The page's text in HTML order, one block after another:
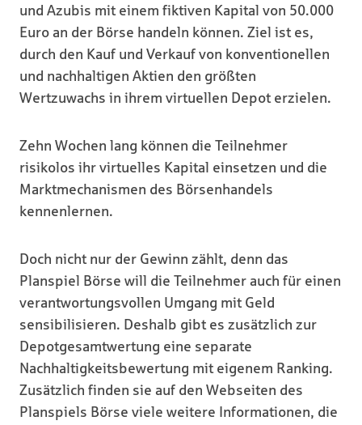
und Azubis mit einem fiktiven Kapital von 50.000
Euro an der Börse handeln können. Ziel ist es,
durch den Kauf und Verkauf von konventionellen
und nachhaltigen Aktien den größten
Wertzuwachs in ihrem virtuellen Depot erzielen.
Zehn Wochen lang können die Teilnehmer
risikolos ihr virtuelles Kapital einsetzen und die
Marktmechanismen des Börsenhandels
kennenlernen.
Doch nicht nur der Gewinn zählt, denn das
Planspiel Börse will die Teilnehmer auch für einen
verantwortungsvollen Umgang mit Geld
sensibilisieren. Deshalb gibt es zusätzlich zur
Depotgesamtwertung eine separate
Nachhaltigkeitsbewertung mit eigenem Ranking.
Zusätzlich finden sie auf den Webseiten des
Planspiels Börse viele weitere Informationen, die